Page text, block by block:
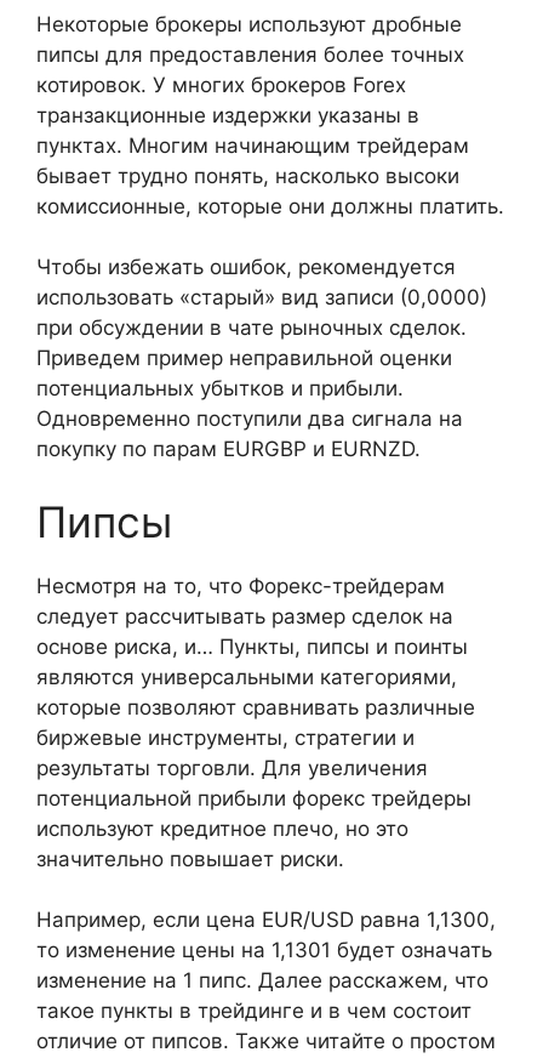
Некоторые брокеры используют дробные
пипсы для предоставления более точных
котировок. У многих брокеров Forex
транзакционные издержки указаны в
пунктах. Многим начинающим трейдерам
бывает трудно понять, насколько высоки
комиссионные, которые они должны платить.
Чтобы избежать ошибок, рекомендуется
использовать «старый» вид записи (0,0000)
при обсуждении в чате рыночных сделок.
Приведем пример неправильной оценки
потенциальных убытков и прибыли.
Одновременно поступили два сигнала на
покупку по парам EURGBP и EURNZD.
Пипсы
Несмотря на то, что Форекс-трейдерам
следует рассчитывать размер сделок на
основе риска, и… Пункты, пипсы и поинты
являются универсальными категориями,
которые позволяют сравнивать различные
биржевые инструменты, стратегии и
результаты торговли. Для увеличения
потенциальной прибыли форекс трейдеры
используют кредитное плечо, но это
значительно повышает риски.
Например, если цена EUR/USD равна 1,1300,
то изменение цены на 1,1301 будет означать
изменение на 1 пипс. Далее расскажем, что
такое пункты в трейдинге и в чем состоит
отличие от пипсов. Также читайте о простом